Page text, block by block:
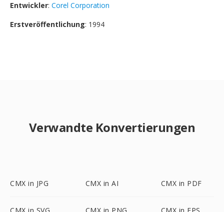
Entwickler: Corel Corporation
Erstveröffentlichung: 1994
Verwandte Konvertierungen
CMX in JPG CMX in AI CMX in PDF